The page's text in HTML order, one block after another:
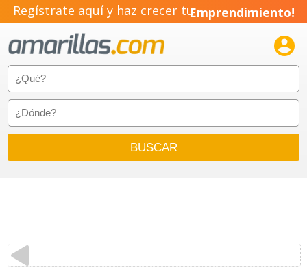
Regístrate aquí y haz crecer tuEmprendimiento!
